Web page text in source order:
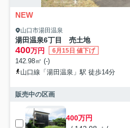
NEW
山口市湯田温泉
湯田温泉6丁目 売土地
400万円 6月15日 値下げ
142.98㎡ (-)
山口線「湯田温泉」駅 徒歩14分
販売中の区画
400万円